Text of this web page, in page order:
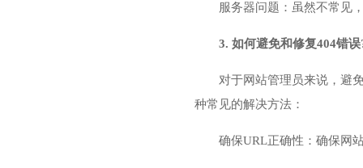
服务器问题：虽然不常见
3. 如何避免和修复404错误
对于网站管理员来说，避
种常见的解决方法：
确保URL正确性：确保网